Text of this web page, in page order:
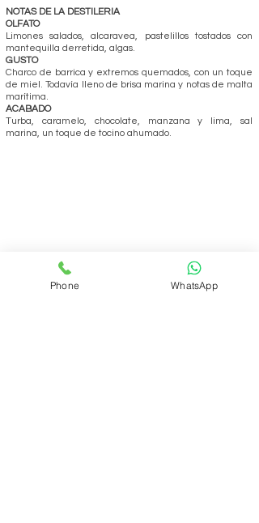
NOTAS DE LA DESTILERIA
OLFATO
Limones salados, alcaravea, pastelillos tostados con
mantequilla derretida, algas.
GUSTO
Charco de barrica y extremos quemados, con un toque
de miel. Todavía lleno de brisa marina y notas de malta
marítima.
ACABADO
Turba, caramelo, chocolate, manzana y lima, sal
marina, un toque de tocino ahumado.
Phone WhatsApp